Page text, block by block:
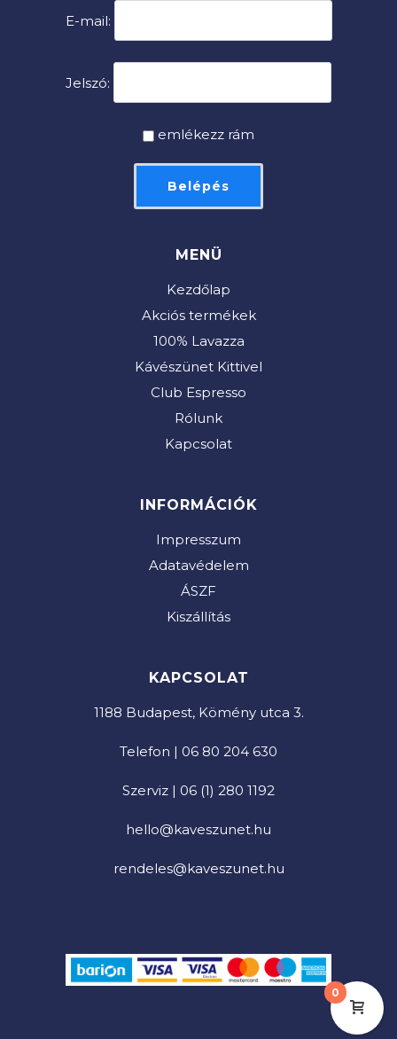
E-mail:
Jelszó:
emlékezz rám
MENÜ
Kezdőlap
Akciós termékek
100% Lavazza
Kávészünet Kittivel
Club Espresso
Rólunk
Kapcsolat
INFORMÁCIÓK
Impresszum
Adatavédelem
ÁSZF
Kiszállítás
KAPCSOLAT
1188 Budapest, Kömény utca 3.
Telefon | 06 80 204 630
Szerviz | 06 (1) 280 1192
hello@kaveszunet.hu
rendeles@kaveszunet.hu
0